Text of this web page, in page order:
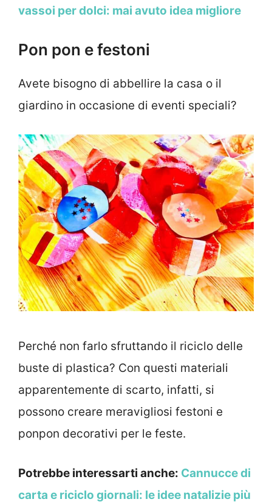
vassoi per dolci: mai avuto idea migliore
Pon pon e festoni
Avete bisogno di abbellire la casa o il
giardino in occasione di eventi speciali?
Perché non farlo sfruttando il riciclo delle
buste di plastica? Con questi materiali
apparentemente di scarto, infatti, si
possono creare meravigliosi festoni e
ponpon decorativi per le feste.
Potrebbe interessarti anche: Cannucce di
carta e riciclo giornali: le idee natalizie più